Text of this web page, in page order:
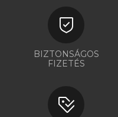
BIZTONSÁGOS
FIZETÉS